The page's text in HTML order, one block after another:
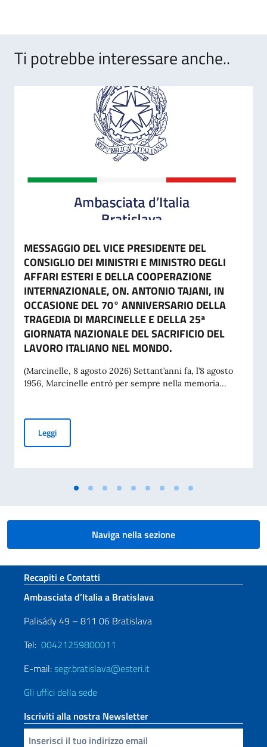
Ti potrebbe interessare anche..
MESSAGGIO DEL VICE PRESIDENTE DEL
CONSIGLIO DEI MINISTRI E MINISTRO DEGLI
AFFARI ESTERI E DELLA COOPERAZIONE
INTERNAZIONALE, ON. ANTONIO TAJANI, IN
OCCASIONE DEL 70° ANNIVERSARIO DELLA
TRAGEDIA DI MARCINELLE E DELLA 25ª
GIORNATA NAZIONALE DEL SACRIFICIO DEL
LAVORO ITALIANO NEL MONDO.
(Marcinelle, 8 agosto 2026) Settant’anni fa, l’8 agosto
1956, Marcinelle entrò per sempre nella memoria...
LeggiMESSAGGIO DEL VICE PRESIDENTE DEL CONSIGLIO DEI
Naviga nella sezione
Sezione footer
Recapiti e Contatti
Ambasciata d’Italia a Bratislava
Palisády 49 – 811 06 Bratislava
Tel: 00421259800011
E-mail:segr.bratislava@esteri.it
Gli uffici della sede
Iscriviti alla nostra Newsletter
Inserisci la tua email